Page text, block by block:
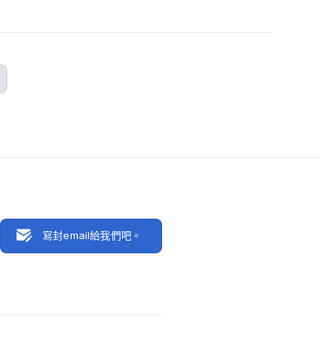
寫封email給我們吧。